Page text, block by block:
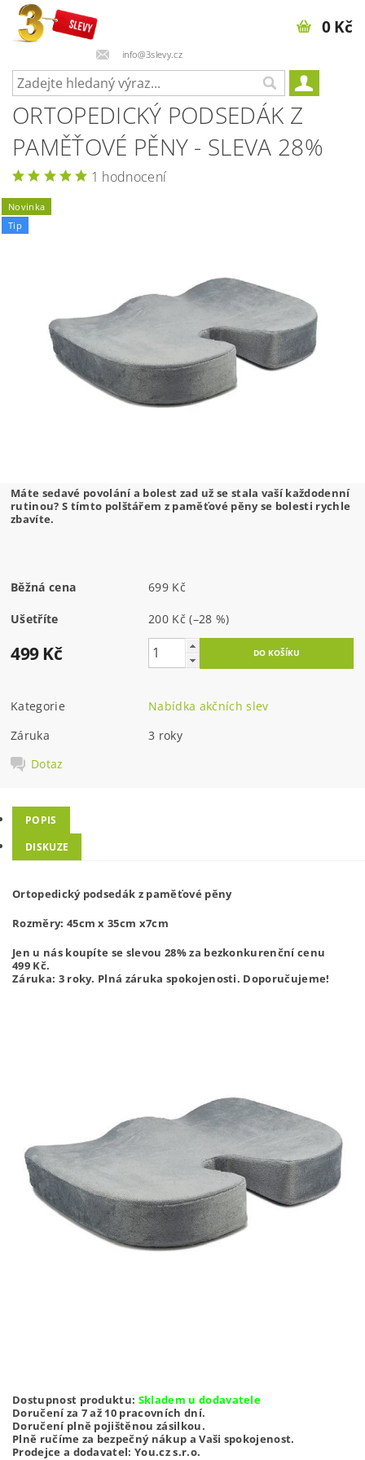
info@3slevy.cz
0 Kč
ORTOPEDICKÝ PODSEDÁK Z
PAMĚŤOVÉ PĚNY - SLEVA 28%
1 hodnocení
Novinka
Tip
Máte sedavé povolání a bolest zad už se stala vaší každodenní
rutinou? S tímto polštářem z paměťové pěny se bolesti rychle
zbavíte.
Běžná cena 699 Kč
Ušetříte 200 Kč(–28 %)
499 Kč
Kategorie
Nabídka akčních slev
Záruka
3 roky
Dotaz
POPIS
DISKUZE
Ortopedický podsedák z paměťové pěny
Rozměry: 45cm x 35cm x7cm
Jen u nás koupíte se slevou 28% za bezkonkurenční cenu
499 Kč.
Záruka: 3 roky. Plná záruka spokojenosti. Doporučujeme!
Dostupnost produktu: Skladem u dodavatele
Doručení za 7 až 10 pracovních dní.
Doručení plně pojištěnou zásilkou.
Plně ručíme za bezpečný nákup a Vaši spokojenost.
Prodejce a dodavatel: You.cz s.r.o.